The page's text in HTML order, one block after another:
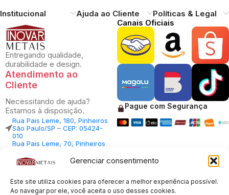
Gerenciar consentimento
Este site utiliza cookies para oferecer a melhor experiência possível.
Ao navegar por ele, você aceita o uso desses cookies.
Institucional Ajuda ao Cliente Políticas & Legal
Entregando qualidade,
durabilidade e design.
Atendimento ao
Cliente
Necessitando de ajuda?
Estamos à disposição.
Rua Pais Leme, 180, Pinheiros
São Paulo/SP – CEP: 05424-
010
Rua Pais Leme, 70, Pinheiros
010
Central Vendas: (11) 98812-
Central Atendimento: (11)
94535-7237
Canais Oficiais
Pague com Segurança